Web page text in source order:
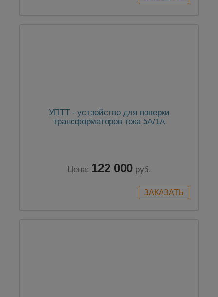
УПТТ - устройство для поверки
трансформаторов тока 5А/1А
Цена: 122 000 руб.